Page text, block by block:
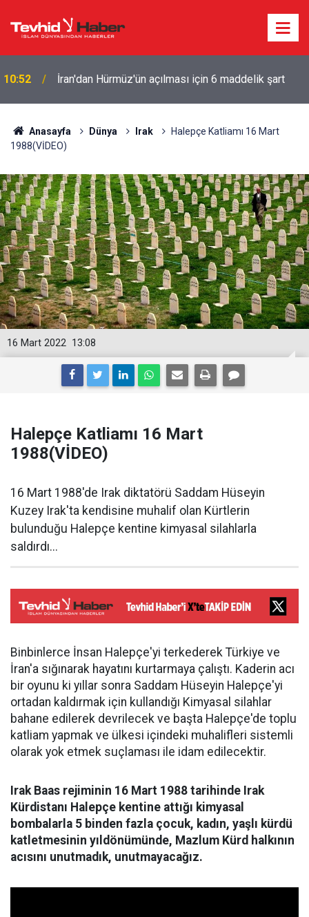
10:52 İran'dan Hürmüz'ün açılması için 6 maddelik şart
Anasayfa Dünya Irak
Halepçe Katliamı 16 Mart
1988(VİDEO)
13:08
16 Mart 2022
Halepçe Katliamı 16 Mart
1988(VİDEO)
16 Mart 1988'de Irak diktatörü Saddam Hüseyin
Kuzey Irak'ta kendisine muhalif olan Kürtlerin
bulunduğu Halepçe kentine kimyasal silahlarla
saldırdı...
Binbinlerce İnsan Halepçe'yi terkederek Türkiye ve
İran'a sığınarak hayatını kurtarmaya çalıştı. Kaderin acı
bir oyunu ki yıllar sonra Saddam Hüseyin Halepçe'yi
ortadan kaldırmak için kullandığı Kimyasal silahlar
bahane edilerek devrilecek ve başta Halepçe'de toplu
katliam yapmak ve ülkesi içindeki muhalifleri sistemli
olarak yok etmek suçlaması ile idam edilecektir.
Irak Baas rejiminin 16 Mart 1988 tarihinde Irak
Kürdistanı Halepçe kentine attığı kimyasal
bombalarla 5 binden fazla çocuk, kadın, yaşlı kürdü
katletmesinin yıldönümünde, Mazlum Kürd halkının
acısını unutmadık, unutmayacağız.